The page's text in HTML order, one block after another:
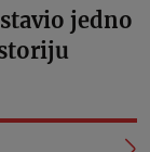
jedno